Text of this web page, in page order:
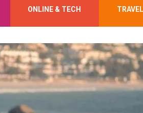
ONLINE & TECH TRAVEL